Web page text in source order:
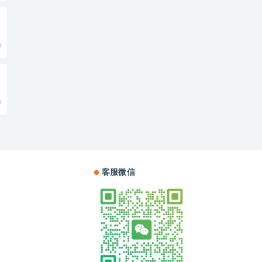
客服微信